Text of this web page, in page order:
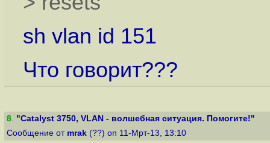
sh vlan id 151
Что говорит???
8. "Catalyst 3750, VLAN - волшебная ситуация. Помогите!"
Сообщение от mrak (??) on 11-Мрт-13, 13:10